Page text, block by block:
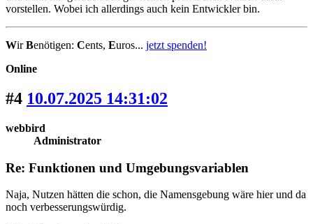
vorstellen. Wobei ich allerdings auch kein Entwickler bin.
WirBenötigen: Cents, Euros... jetzt spenden!
Online
#4 10.07.2025 14:31:02
webbird
Administrator
Re: Funktionen und Umgebungsvariablen
Naja, Nutzen hätten die schon, die Namensgebung wäre hier und da
noch verbesserungswürdig.